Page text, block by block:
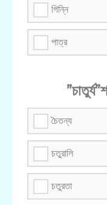
গিন্নি
পাত্র
চৈতন্য
চতুরালি
চতুরতা